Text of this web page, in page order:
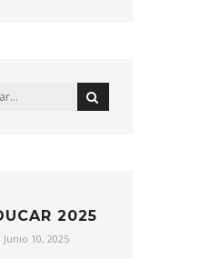
2025
Junio 10, 2025